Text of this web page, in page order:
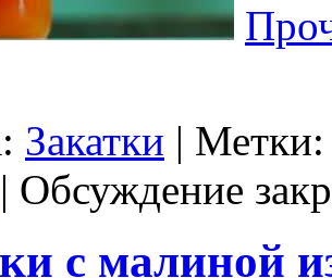
Закатки |
| Обсуждение
с малиной